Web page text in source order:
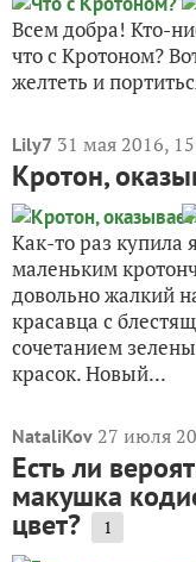
Всем добра! Кто-
что с Кротоном?
желтеть и
Lily7 31 мая 2016,
Кротон,
Как-то раз купила
маленьким
довольно жалкий
красавца с
сочетанием
красок. Новый...
NataliKov 27 июля
Есть ли
макушка
цвет? 1